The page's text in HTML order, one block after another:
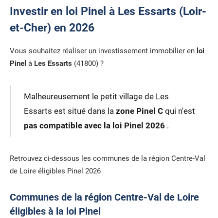
Investir en loi Pinel à Les Essarts (Loir-
et-Cher) en 2026
Vous souhaitez réaliser un investissement immobilier en loi
Pinel à Les Essarts (41800) ?
Malheureusement le petit village de Les
Essarts est situé dans la zone Pinel Cqui n'est
pas compatible avec la loi Pinel 2026 .
Retrouvez ci-dessous les communes de la région Centre-Val
de Loire éligibles Pinel 2026
Communes de la région Centre-Val de Loire
éligibles à la loi Pinel